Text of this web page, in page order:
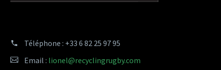
Téléphone : +33 6 82 25 97 95
Email : lionel@recyclingrugby.com